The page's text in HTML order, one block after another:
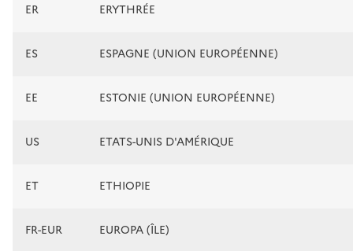
ER ERYTHRÉE
ES ESPAGNE (UNION EUROPÉENNE)
EE ESTONIE (UNION EUROPÉENNE)
US ETATS-UNIS D'AMÉRIQUE
ET ETHIOPIE
FR-EUR EUROPA (ÎLE)